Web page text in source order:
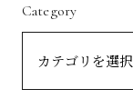
Category